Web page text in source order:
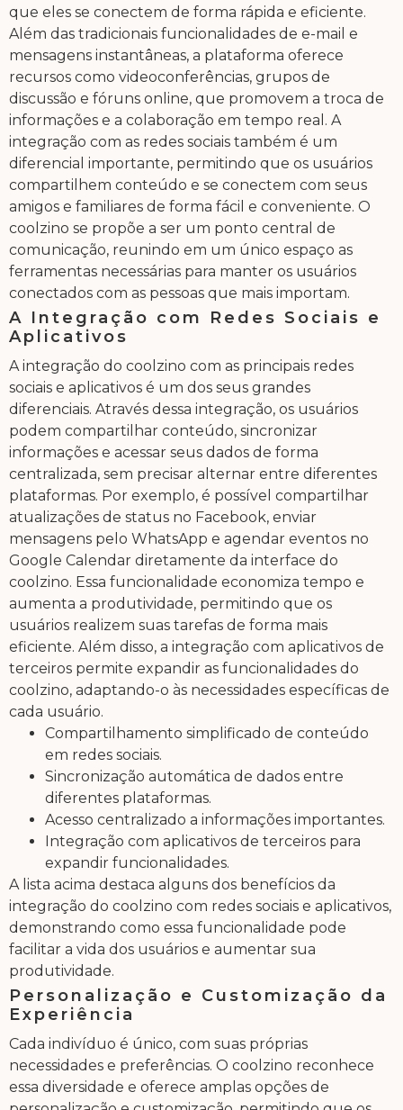
que eles se conectem de forma rápida e eficiente.
Além das tradicionais funcionalidades de e-mail e
mensagens instantâneas, a plataforma oferece
recursos como videoconferências, grupos de
discussão e fóruns online, que promovem a troca de
informações e a colaboração em tempo real. A
integração com as redes sociais também é um
diferencial importante, permitindo que os usuários
compartilhem conteúdo e se conectem com seus
amigos e familiares de forma fácil e conveniente. O
coolzino se propõe a ser um ponto central de
comunicação, reunindo em um único espaço as
ferramentas necessárias para manter os usuários
conectados com as pessoas que mais importam.
A Integração com Redes Sociais e
Aplicativos
A integração do coolzino com as principais redes
sociais e aplicativos é um dos seus grandes
diferenciais. Através dessa integração, os usuários
podem compartilhar conteúdo, sincronizar
informações e acessar seus dados de forma
centralizada, sem precisar alternar entre diferentes
plataformas. Por exemplo, é possível compartilhar
atualizações de status no Facebook, enviar
mensagens pelo WhatsApp e agendar eventos no
Google Calendar diretamente da interface do
coolzino. Essa funcionalidade economiza tempo e
aumenta a produtividade, permitindo que os
usuários realizem suas tarefas de forma mais
eficiente. Além disso, a integração com aplicativos de
terceiros permite expandir as funcionalidades do
coolzino, adaptando-o às necessidades específicas de
cada usuário.
Compartilhamento simplificado de conteúdo
em redes sociais.
Sincronização automática de dados entre
diferentes plataformas.
Acesso centralizado a informações importantes.
Integração com aplicativos de terceiros para
expandir funcionalidades.
A lista acima destaca alguns dos benefícios da
integração do coolzino com redes sociais e aplicativos,
demonstrando como essa funcionalidade pode
facilitar a vida dos usuários e aumentar sua
produtividade.
Personalização e Customização da
Experiência
Cada indivíduo é único, com suas próprias
necessidades e preferências. O coolzino reconhece
essa diversidade e oferece amplas opções de